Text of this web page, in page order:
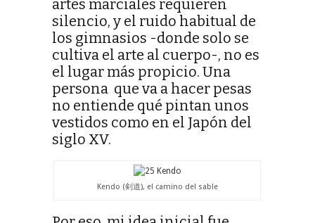
artes marciales requieren
silencio, y el ruido habitual de
los gimnasios -donde solo se
cultiva el arte al cuerpo-, no es
el lugar más propicio. Una
persona que va a hacer pesas
no entiende qué pintan unos
vestidos como en el Japón del
siglo XV.
Kendo (剣道), el camino del sable